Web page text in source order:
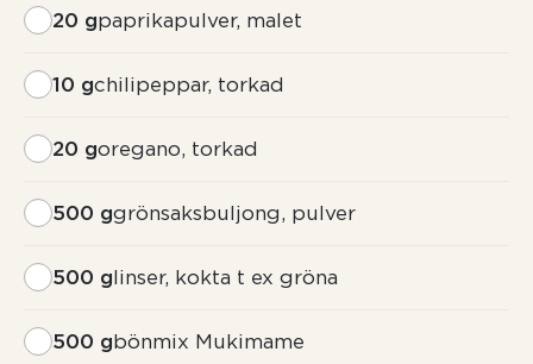
20 gpaprikapulver, malet
10 gchilipeppar, torkad
20 goregano, torkad
500 ggrönsaksbuljong, pulver
500 glinser, kokta t ex gröna
500 gbönmix Mukimame